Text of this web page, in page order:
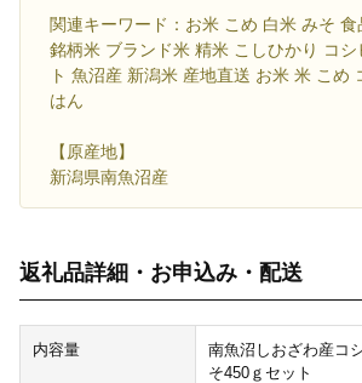
関連キーワード：お米 こめ 白米 みそ
銘柄米 ブランド米 精米 こしひかり コシ
ト 魚沼産 新潟米 産地直送 お米 米 こめ
はん
【原産地】
新潟県南魚沼産
返礼品詳細・お申込み・配送
内容量
南魚沼しおざわ産
そ450ｇセット